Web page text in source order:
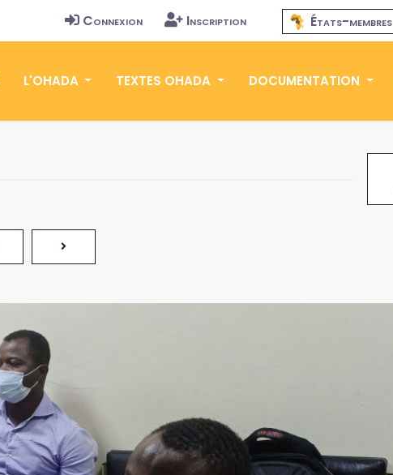
Connexion Inscription États-membres
L'OHADA TEXTES OHADA DOCUMENTATION